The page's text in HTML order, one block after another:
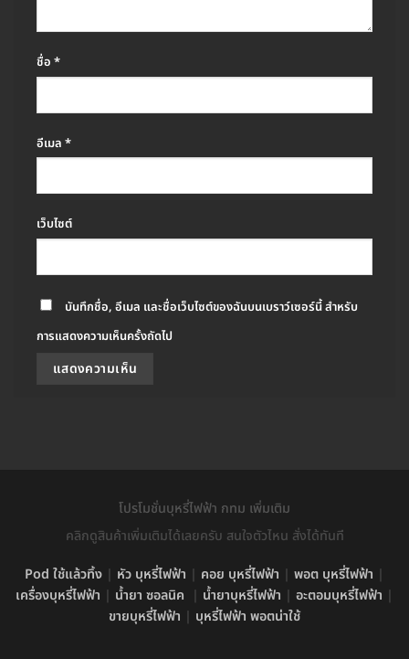
ชื่อ *
อีเมล *
เว็บไซต์
บันทึกชื่อ, อีเมล และชื่อเว็บไซต์ของฉันบนเบราว์เซอร์นี้ สำหรับ
การแสดงความเห็นครั้งถัดไป
โปรโมชั่นบุหรี่ไฟฟ้า กทม เพิ่มเติม
คลิกดูสินค้าเพิ่มเติมได้เลยครับ สนใจตัวไหน สั่งได้ทันที
Pod ใช้แล้วทิ้ง | หัว บุหรี่ไฟฟ้า | คอย บุหรี่ไฟฟ้า | พอต บุหรี่ไฟฟ้า |
เครื่องบุหรี่ไฟฟ้า | น้ำยา ซอลนิค | น้ำยาบุหรี่ไฟฟ้า | อะตอมบุหรี่ไฟฟ้า |
ขายบุหรี่ไฟฟ้า | บุหรี่ไฟฟ้า พอตน่าใช้